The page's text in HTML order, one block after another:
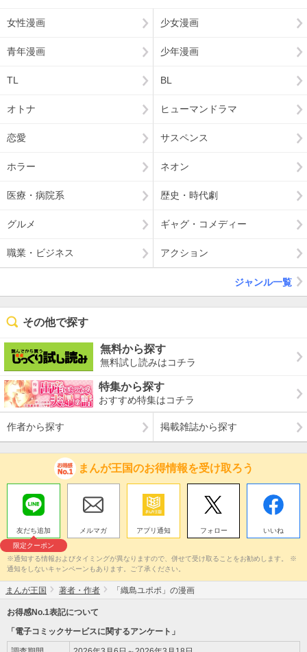
女性漫画 少女漫画
青年漫画 少年漫画
TL BL
オトナ ヒューマンドラマ
恋愛 サスペンス
ホラー ネオン
医療・病院系 歴史・時代劇
グルメ ギャグ・コメディー
職業・ビジネス アクション
ジャンル一覧
その他で探す
無料から探す
無料試し読みはコチラ
特集から探す
おすすめ特集はコチラ
作者から探す 掲載雑誌から探す
まんが王国のお得情報を受け取ろう
友だち追加
限定クーポン
メルマガ アプリ通知 フォロー いいね
※通知する情報およびタイミングが異なりますので、併せて受け取ることをお勧めします。 ※
通知をしないキャンペーンもあります。ご了承ください。
まんが王国 著者・作者 「織島ユポポ」の漫画
お得感No.1表記について
「電子コミックサービスに関するアンケート」